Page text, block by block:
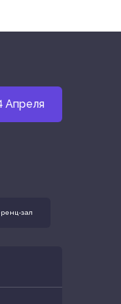
Апреля
зал